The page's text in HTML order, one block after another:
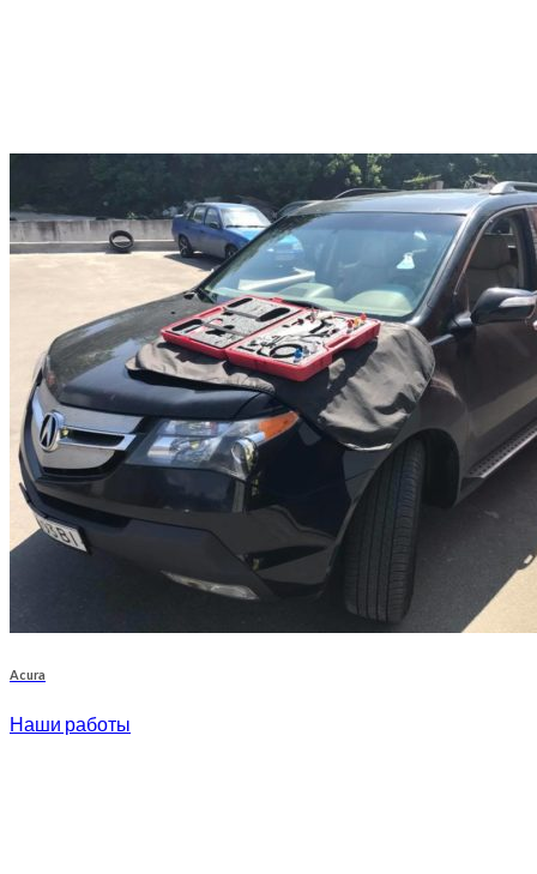
Acura
Наши работы